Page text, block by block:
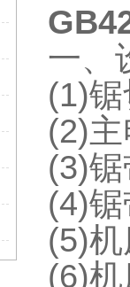
一、
(1)
(2)
(3)
(4)
(5)
(6)